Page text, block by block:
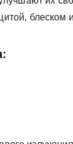
блеском